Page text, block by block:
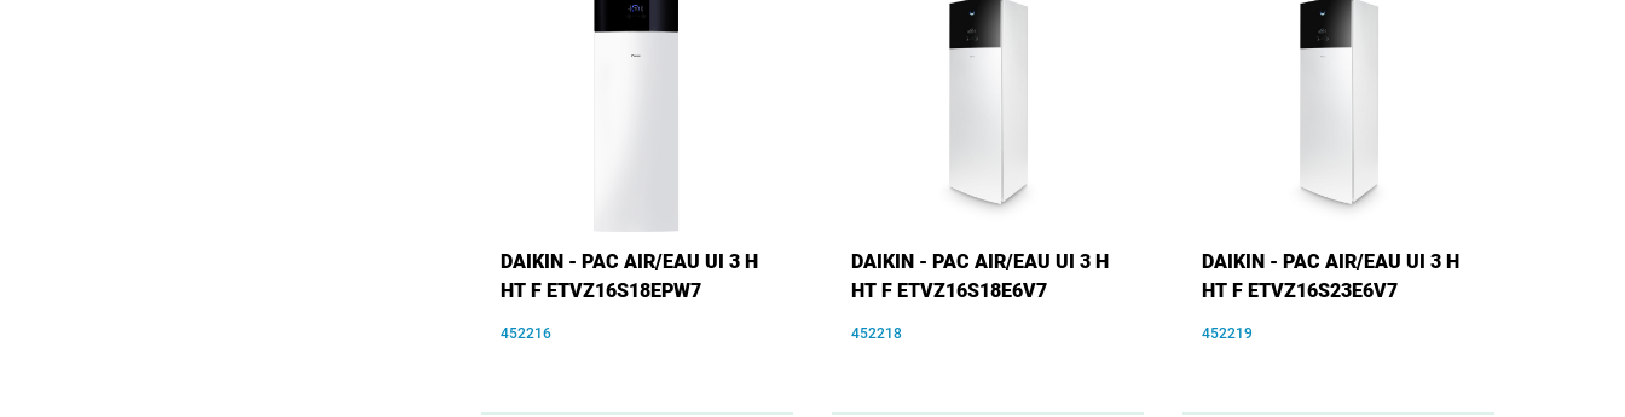
DAIKIN - PAC AIR/EAU UI 3 H
HT F ETVZ16S18EPW7
452216
DAIKIN - PAC AIR/EAU UI 3 H
HT F ETVZ16S18E6V7
452218
DAIKIN - PAC AIR/EAU UI 3 H
HT F ETVZ16S23E6V7
452219